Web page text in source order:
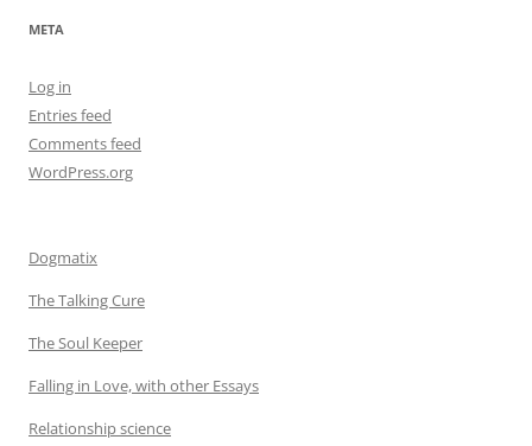
META
Log in
Entries feed
Comments feed
WordPress.org
Dogmatix
The Talking Cure
The Soul Keeper
Falling in Love, with other Essays
Relationship science